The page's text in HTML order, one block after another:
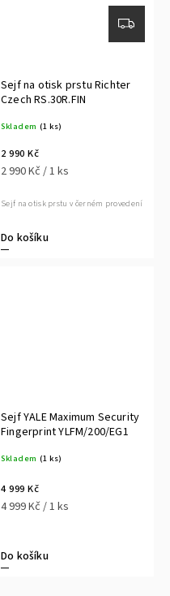
Sejf na otisk prstu Richter
Czech RS.30R.FIN
Skladem (1 ks)
2 990 Kč
2 990 Kč / 1 ks
Do košíku
Sejf na otisk prstu v černém provedení
Sejf YALE Maximum Security
Fingerprint YLFM/200/EG1
Skladem (1 ks)
4 999 Kč
4 999 Kč / 1 ks
Do košíku